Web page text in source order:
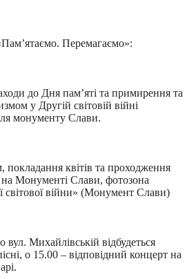
Перемагаємо»:
до Дня пам’яті та примирення та
у Другій світовій війні
монументу Слави.
покладання квітів та проходження
на Монументі Слави, фотозона
світової війни» (Монумент Слави)
Михайлівській відбудеться
о 15.00 – відповідний концерт на